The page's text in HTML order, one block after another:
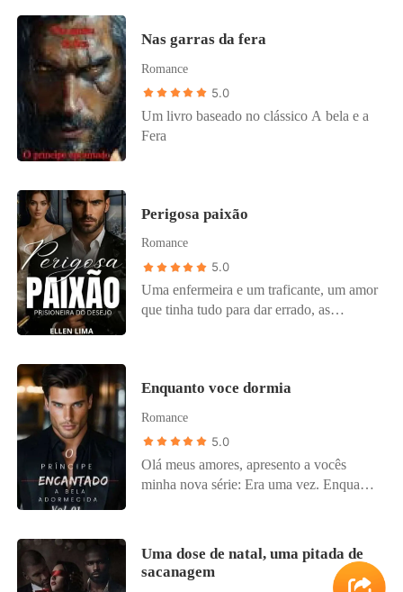
Nas garras da fera
Romance
5.0
Um livro baseado no clássico A bela e a
Fera
Perigosa paixão
Romance
5.0
Uma enfermeira e um traficante, um amor
que tinha tudo para dar errado, as
Enquanto voce dormia
Romance
5.0
Olá meus amores, apresento a vocês
minha nova série: Era uma vez. Enquanto
mais doce e com um temperamento mais
calmo das princesas, trazendo essa estória
Uma dose de natal, uma pitada de
sacanagem